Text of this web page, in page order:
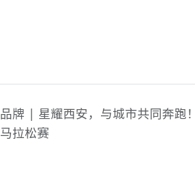
品牌 | 星耀西安，与城市共同奔跑
马拉松赛